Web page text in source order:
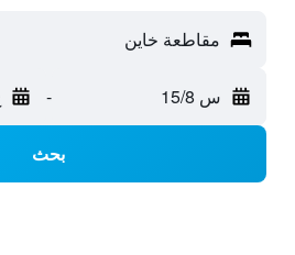
مقاطعة خاين
س 15/8 -
بحث